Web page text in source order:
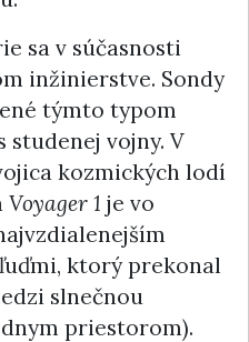
sa v súčasnosti
inžinierstve. Sondy
týmto typom
studenej vojny. V
kozmických lodí
Voyager 1 je vo
ktorý prekonal
slnečnou
priestorom).